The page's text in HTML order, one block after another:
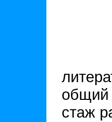
общий
стаж